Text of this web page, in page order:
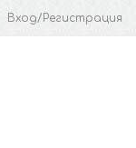
Вход/Регистрация